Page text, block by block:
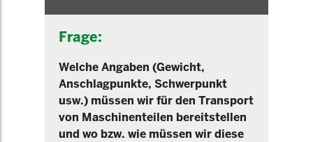
Frage:
Welche Angaben (Gewicht,
Anschlagpunkte, Schwerpunkt
usw.) müssen wir für den Transport
von Maschinenteilen bereitstellen
und wo bzw. wie müssen wir diese